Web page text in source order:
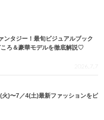
ンタジー！最旬ビジュアルブック
ころ＆豪華モデルを徹底解説♡
2026.7.7
火)〜7／4(土)最新ファッションをピ